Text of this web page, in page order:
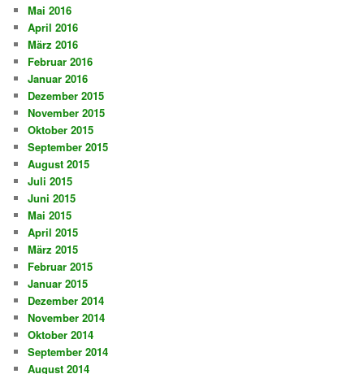
Mai 2016
April 2016
März 2016
Februar 2016
Januar 2016
Dezember 2015
November 2015
Oktober 2015
September 2015
August 2015
Juli 2015
Juni 2015
Mai 2015
April 2015
März 2015
Februar 2015
Januar 2015
Dezember 2014
November 2014
Oktober 2014
September 2014
August 2014